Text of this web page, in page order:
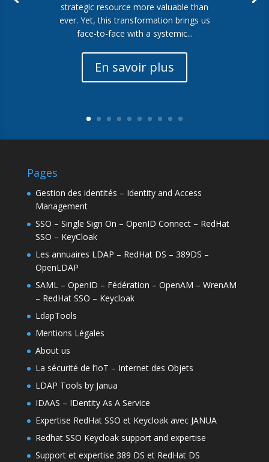
strategic resource more valuable than
ever. Yet, this transformation brings us
face-to-face with a systemic...
En savoir plus
Pages
Gestion des identités – Identity and Access
Management
SSO – Single Sign On – OpenID Connect – RedHat
SSO – KeyCloak
Les annuaires LDAP – RedHat DS – 389DS –
OpenLDAP
SAML – OpenID – Fédération – OpenAM – WrenAM
– RedHat SSO – Keycloak
LdapTools
Mentions Légales
About us
La sécurité de l’IoT – Internet des Objets
LDAP Tools by Janua
IDAAS – IDentity As A Service
Expertise RedHat SSO et Keycloak avec JANUA
Redhat SSO Keycloak support and expertise
Support et expertise 389 DS et RedHat DS